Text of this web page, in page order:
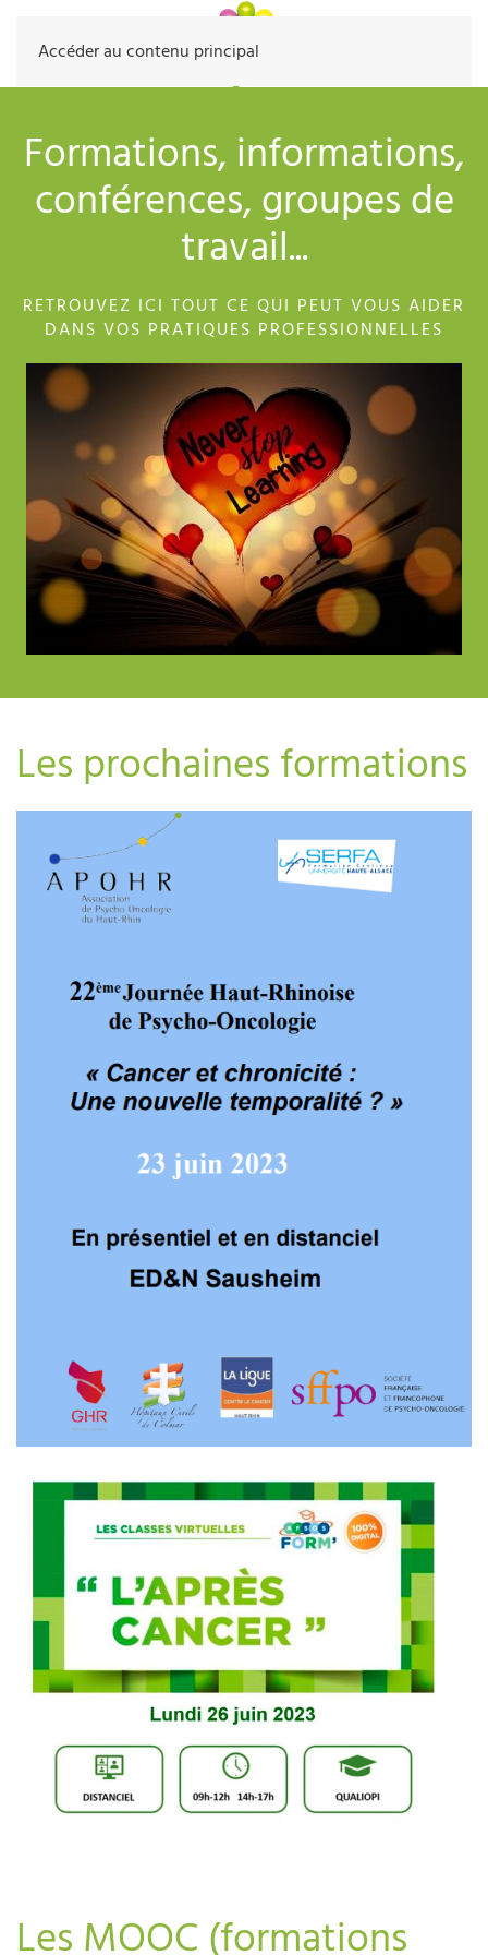
Accéder au contenu principal
Formations, informations,
conférences, groupes de
travail...
RETROUVEZ ICI TOUT CE QUI PEUT VOUS AIDER
DANS VOS PRATIQUES PROFESSIONNELLES
Les prochaines formations
Les MOOC (formations